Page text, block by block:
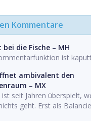
Kommentare
die Fische – MH
ist
ambivalent den
– MX
seit Jahren überspielt,
geht. Erst als